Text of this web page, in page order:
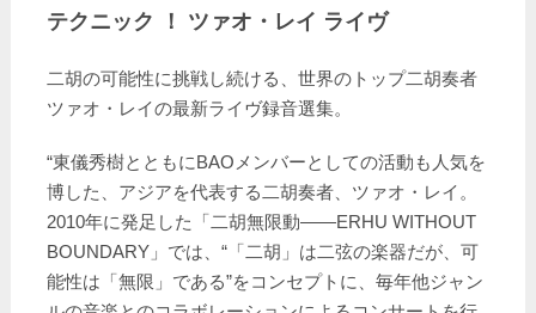
テクニック ！ ツァオ・レイ ライヴ
二胡の可能性に挑戦し続ける、世界のトップ二胡奏者
ツァオ・レイの最新ライヴ録音選集。
“東儀秀樹とともにBAOメンバーとしての活動も人気を
博した、アジアを代表する二胡奏者、ツァオ・レイ。
2010年に発足した「二胡無限動――ERHU WITHOUT
BOUNDARY」では、“「二胡」は二弦の楽器だが、可
能性は「無限」である”をコンセプトに、毎年他ジャン